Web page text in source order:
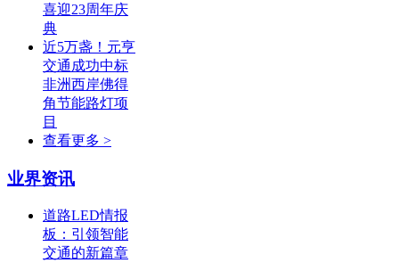
喜迎23周年庆
典
近5万盏！元亨
交通成功中标
非洲西岸佛得
角节能路灯项
目
查看更多 >
业界资讯
道路LED情报
板：引领智能
交通的新篇章